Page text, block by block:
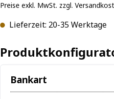
Preise exkl. MwSt. zzgl.
Lieferzeit: 20-35 Werktage
Bankart